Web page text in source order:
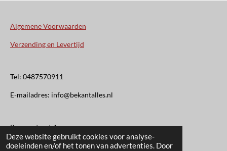
Deze website gebruikt cookies voor analyse-
doeleinden en/of het tonen van advertenties. Door
Algemene Voorwaarden
Verzending en Levertijd
Tel: 0487570911
E-mailadres: info@bekantalles.nl
Rooysestraat 4
6621AM Dreumel